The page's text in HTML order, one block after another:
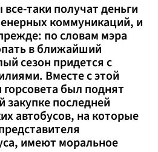
таки получат деньги
коммуникаций, и
по словам мэра
в ближайший
сезон придется с
Вместе с этой
был поднят
закупке последней
автобусов, на которые
имеют моральное